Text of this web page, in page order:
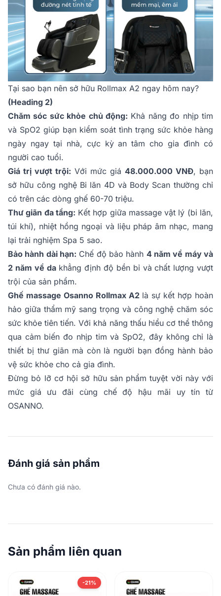
Tại sao bạn nên sở hữu Rollmax A2 ngay hôm nay?
(Heading 2)
Chăm sóc sức khỏe chủ động: Khả năng đo nhịp tim
và SpO2 giúp bạn kiểm soát tình trạng sức khỏe hàng
ngày ngay tại nhà, cực kỳ an tâm cho gia đình có
người cao tuổi.
Giá trị vượt trội: Với mức giá 48.000.000 VNĐ, bạn
sở hữu công nghệ Bi lăn 4D và Body Scan thường chỉ
có trên các dòng ghế 60-70 triệu.
Thư giãn đa tầng: Kết hợp giữa massage vật lý (bi lăn,
túi khí), nhiệt hồng ngoại và liệu pháp âm nhạc, mang
lại trải nghiệm Spa 5 sao.
Bảo hành dài hạn: Chế độ bảo hành 4 năm về máy và
2 năm về dakhẳng định độ bền bỉ và chất lượng vượt
trội của sản phẩm.
Ghế massage Osanno Rollmax A2là sự kết hợp hoàn
hảo giữa thẩm mỹ sang trọng và công nghệ chăm sóc
sức khỏe tiên tiến. Với khả năng thấu hiểu cơ thể thông
qua cảm biến đo nhịp tim và SpO2, đây không chỉ là
thiết bị thư giãn mà còn là người bạn đồng hành bảo
vệ sức khỏe cho cả gia đình.
Đừng bỏ lỡ cơ hội sở hữu sản phẩm tuyệt vời này với
mức giá ưu đãi cùng chế độ hậu mãi uy tín từ
OSANNO.
Đánh giá sản phẩm
Chưa có đánh giá nào.
Sản phẩm liên quan
-21%